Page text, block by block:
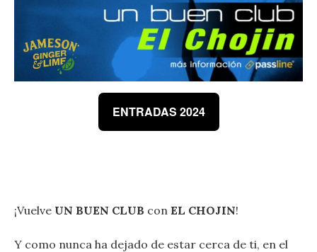
ENTRADAS 2024
¡Vuelve UN BUEN CLUB con EL CHOJIN!
Y como nunca ha dejado de estar cerca de ti, en el